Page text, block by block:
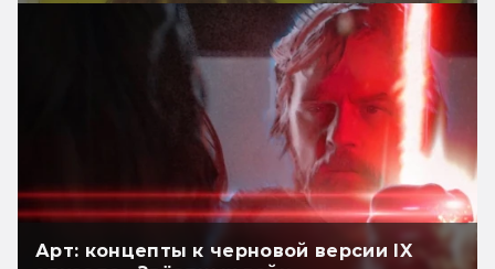
Арт: концепты к черновой версии IX